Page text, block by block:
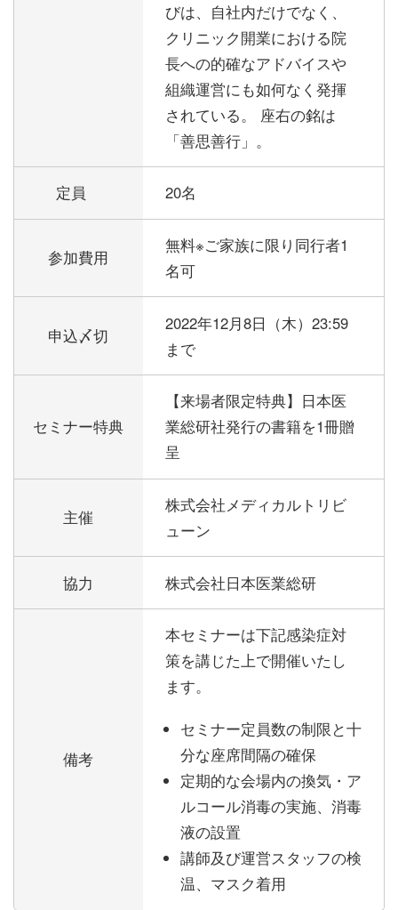
びは、自社内だけでなく、
クリニック開業における院
長への的確なアドバイスや
組織運営にも如何なく発揮
されている。 座右の銘は
「善思善行」。
定員 20名
参加費用
無料※ご家族に限り同行者1
名可
申込〆切
2022年12月8日（木）23:59
まで
セミナー特典
【来場者限定特典】日本医
業総研社発行の書籍を1冊贈
呈
主催
株式会社メディカルトリビ
ューン
協力 株式会社日本医業総研
備考
本セミナーは下記感染症対
策を講じた上で開催いたし
ます。
セミナー定員数の制限と十
分な座席間隔の確保
定期的な会場内の換気・ア
ルコール消毒の実施、消毒
液の設置
講師及び運営スタッフの検
温、マスク着用